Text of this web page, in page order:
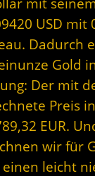
USD mit
Dadurch
Gold
Der mit
Preis
EUR.
wir für
einen leicht